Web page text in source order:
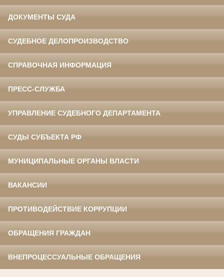
ДОКУМЕНТЫ СУДА
СУДЕБНОЕ ДЕЛОПРОИЗВОДСТВО
СПРАВОЧНАЯ ИНФОРМАЦИЯ
ПРЕСС-СЛУЖБА
УПРАВЛЕНИЕ СУДЕБНОГО ДЕПАРТАМЕНТА
СУДЫ СУБЪЕКТА РФ
МУНИЦИПАЛЬНЫЕ ОРГАНЫ ВЛАСТИ
ВАКАНСИИ
ПРОТИВОДЕЙСТВИЕ КОРРУПЦИИ
ОБРАЩЕНИЯ ГРАЖДАН
ВНЕПРОЦЕССУАЛЬНЫЕ ОБРАЩЕНИЯ